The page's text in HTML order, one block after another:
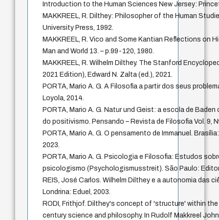
Introduction to the Human Sciences New Jersey:
MAKKREEL, R. Dilthey: Philosopher of the Human
University Press, 1992.
MAKKREEL, R. Vico and Some Kantian Reflections on
Man and World 13. – p.99-120, 1980.
MAKKREEL, R. Wilhelm Dilthey. The Stanford
2021 Edition), Edward N. Zalta (ed.), 2021.
PORTA, Mario A. G. A Filosofia a partir dos seus
Loyola, 2014.
PORTA, Mario A. G. Natur und Geist: a escola de
do positivismo. Pensando – Revista de Filosofia Vol. 9,
PORTA, Mario A. G. O pensamento de Immanuel.
2023.
PORTA, Mario A. G. Psicologia e Filosofia: Estudos
psicologismo (Psychologismusstreit). São Paulo:
REIS, José Carlos. Wilhelm Dilthey e a autonomia das
Londrina: Eduel, 2003.
RODI, Frithjof. Dilthey's concept of 'structure' within
century science and philosophy. In Rudolf Makkreel